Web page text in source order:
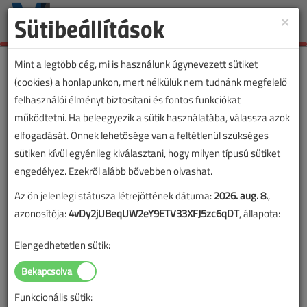
Toggle
×
Sütibeállítások
Mint a legtöbb cég, mi is használunk úgynevezett sütiket
(cookies) a honlapunkon, mert nélkülük nem tudnánk megfelelő
felhasználói élményt biztosítani és fontos funkciókat
működtetni. Ha beleegyezik a sütik használatába, válassza azok
elfogadását. Önnek lehetősége van a feltétlenül szükséges
sütiken kívül egyénileg kiválasztani, hogy milyen típusú sütiket
engedélyez. Ezekről alább bővebben olvashat.
Az ön jelenlegi státusza létrejöttének dátuma:2026. aug. 8.,
azonosítója:4vDy2jUBeqUW2eY9ETV33XFJ5zc6qDT, állapota:
Elengedhetetlen sütik:
Funkcionális sütik: